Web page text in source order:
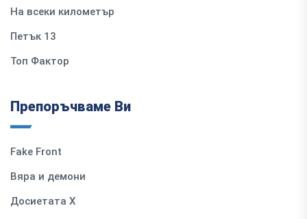
На всеки километър
Петък 13
Топ Фактор
Препоръчваме Ви
Fake Front
Вяра и демони
Досиетата Х